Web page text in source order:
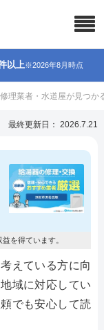
以上※2026年8月時点
理業者・水道屋が見つか
最終更新日： 2026.7.21
を得ています。
えている方に向
域に対応してい
でも安心して読